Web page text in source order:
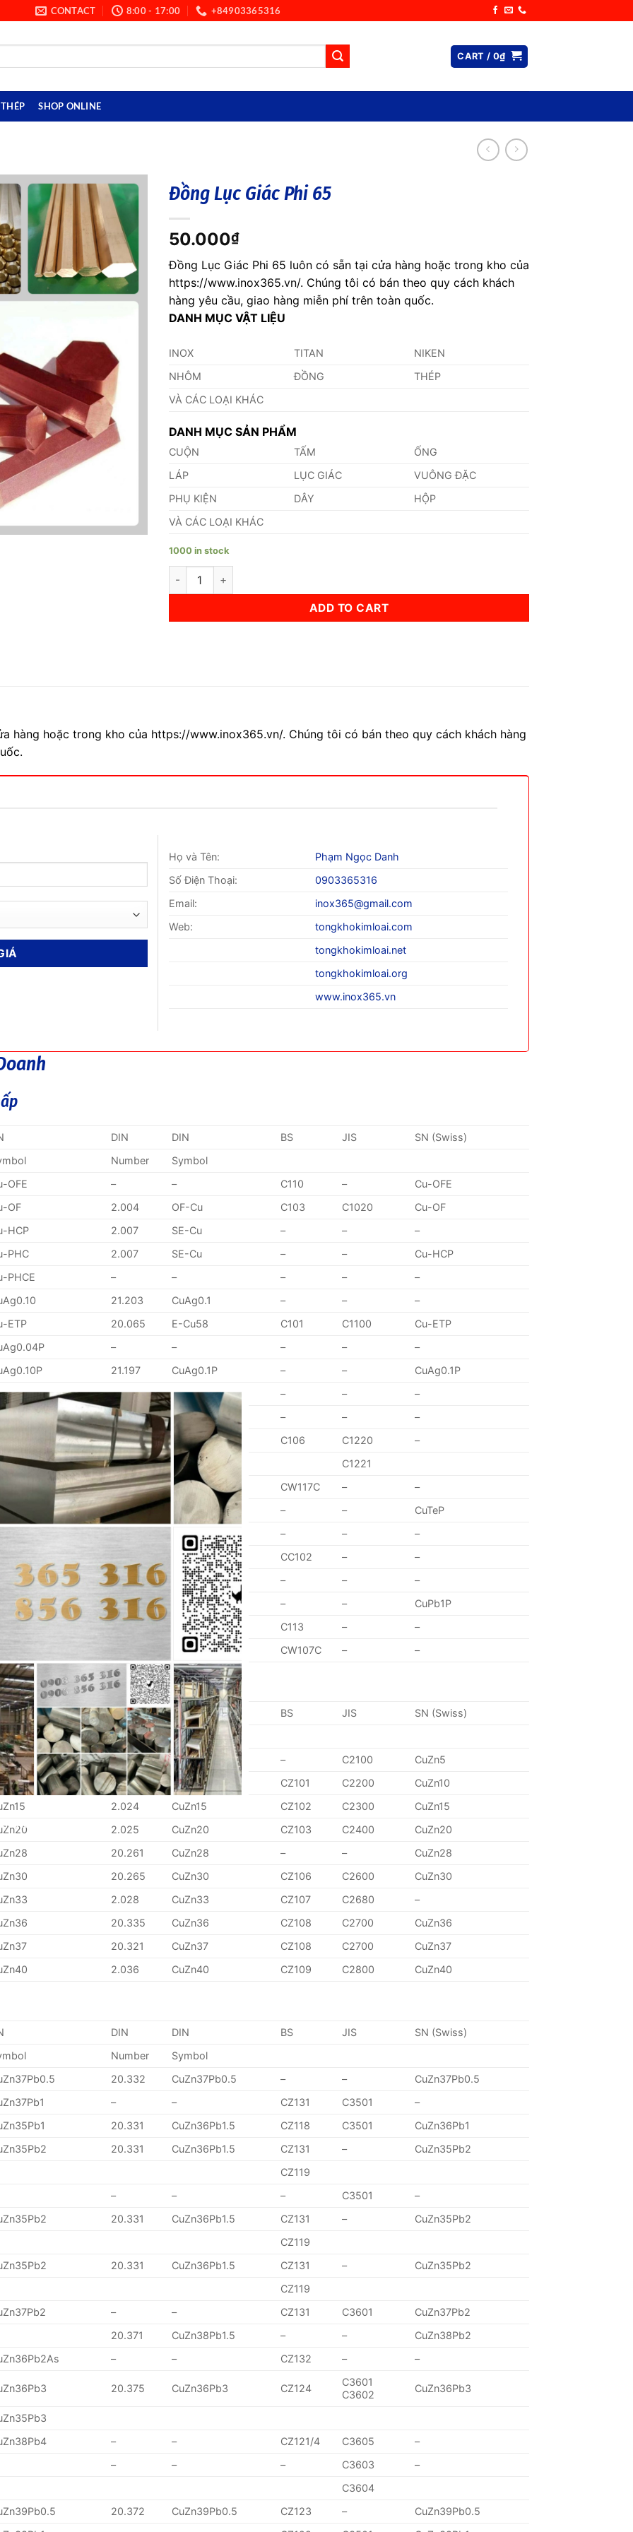
CONTACT 8:00 - 17:00 +84903365316
CART / 0₫
THÉP SHOP ONLINE
Đồng Lục Giác Phi 65
50.000₫
Đồng Lục Giác Phi 65 luôn có sẵn tại cửa hàng hoặc trong kho của
https://www.inox365.vn/. Chúng tôi có bán theo quy cách khách
hàng yêu cầu, giao hàng miễn phí trên toàn quốc.
DANH MỤC VẬT LIỆU
INOX TITAN
NIKEN
NHÔM
ĐỒNG
THÉP
VÀ CÁC LOẠI KHÁC
DANH MỤC SẢN PHẨM
CUỘN TẤM
ỐNG
LÁP
LỤC GIÁC
VUÔNG ĐẶC
PHỤ KIỆN
DÂY
HỘP
VÀ CÁC LOẠI KHÁC
1000 in stock
Đồng Lục Giác Phi 65 quantity
ADD TO CART
hàng hoặc trong kho của https://www.inox365.vn/. Chúng tôi có bán theo quy cách khách hàng
Họ và Tên:
Phạm Ngọc Danh
Số Điện Thoại:
0903365316
Email:
inox365@gmail.com
Web:
tongkhokimloai.com
tongkhokimloai.net
tongkhokimloai.org
www.inox365.vn
DIN DIN BS JIS
SN (Swiss)
Number
Symbol
OFE – – C110 –
Cu-OFE
OF 2.004 OF-Cu C103 C1020
Cu-OF
HCP 2.007 SE-Cu – –
–
PHC 2.007 SE-Cu – –
Cu-HCP
PHCE – – – –
–
21.203 CuAg0.1 – –
–
ETP 20.065 E-Cu58 C101 C1100
Cu-ETP
– – – –
–
21.197 CuAg0.1P – –
CuAg0.1P
– – – –
–
– – – –
–
2.009 SF-Cu C106 C1220
–
C1221
– – CW117C –
–
21.546 CuTeP – –
CuTeP
CuZr – –
–
CuCrZr CC102 –
–
21.293 CuCrZr – –
–
2.116 CuPb1P – –
CuPb1P
C113 –
–
CuFe2P CW107C – –
DIN DIN BS JIS
SN (Swiss)
Number
Symbol
2.022 CuZn5 – C2100
CuZn5
2.023 CuZn10 CZ101 C2200
CuZn10
2.024 CuZn15 CZ102 C2300
CuZn15
2.025 CuZn20 CZ103 C2400
CuZn20
20.261 CuZn28 – –
CuZn28
20.265 CuZn30 CZ106 C2600
CuZn30
2.028 CuZn33 CZ107 C2680
–
20.335 CuZn36 CZ108 C2700
CuZn36
20.321 CuZn37 CZ108 C2700
CuZn37
2.036 CuZn40 CZ109 C2800 CuZn40
DIN DIN BS JIS
SN (Swiss)
Number
Symbol
20.332 CuZn37Pb0.5 – –
CuZn37Pb0.5
– – CZ131 C3501
–
20.331 CuZn36Pb1.5 CZ118 C3501
CuZn36Pb1
20.331 CuZn36Pb1.5 CZ131 –
CuZn35Pb2
CZ119
– – – C3501
–
20.331 CuZn36Pb1.5 CZ131 –
CuZn35Pb2
CZ119
20.331 CuZn36Pb1.5 CZ131 –
CuZn35Pb2
CZ119
– – CZ131 C3601
CuZn37Pb2
20.371 CuZn38Pb1.5 – –
CuZn38Pb2
– – CZ132 – –
20.375 CuZn36Pb3 CZ124
C3601
C3602
CuZn36Pb3
– – CZ121/4 C3605
–
– – – C3603
–
C3604
20.372 CuZn39Pb0.5 CZ123 –
CuZn39Pb0.5
CLOSE
THIS
MODULE